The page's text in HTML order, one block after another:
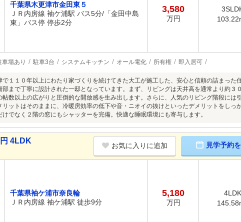
千葉県木更津市金田東５
ＪＲ内房線 袖ケ浦駅 バス5分/「金田中島
東」バス停 停歩2分
3,580
万円
車場あり 駐車3台 システムキッチン オール電化 所有権 即入居可
で１１０年以上にわたり家づくりを続けてきた大工が施工した、安心と信頼の詰まった
部まで丁寧に設計された一邸となっています。まず、リビングは天井高を通常より約３
帖数以上の広がりと圧倒的な開放感を生み出します。さらに、人気のリビング階段には
リットはそのままに、冷暖房効率の低下や音・ニオイの抜けといったデメリットをしっ
けでなく２階の窓にもシャッターを完備。快適な睡眠環境にも寄与します。
4LDK
お気に入りに追加 見学予約
千葉県袖ケ浦市奈良輪
ＪＲ内房線 袖ケ浦駅 徒歩9分
5,180
万円
4LDK